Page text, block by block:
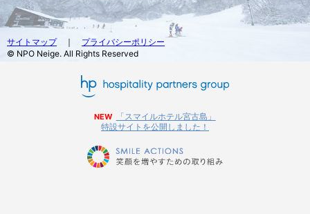
サイトマップ｜ プライバシーポリシー
© NPO Neige. All Rights Reserved
NEW
「スマイルホテル宮古島」
特設サイトを公開しました！